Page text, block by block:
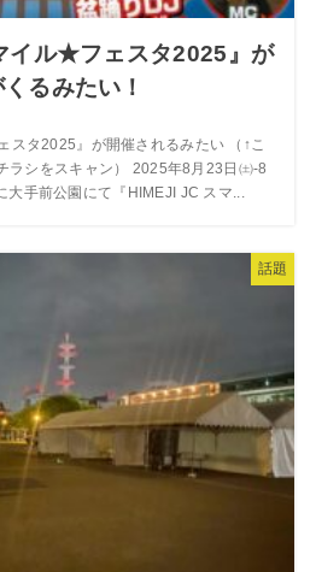
イル★フェスタ2025』が
るみたい！
スタ2025』が開催されるみたい （↑こ
ラシをスキャン） 2025年8月23日㈯-8
手前公園にて『HIMEJI JC スマ...
話題